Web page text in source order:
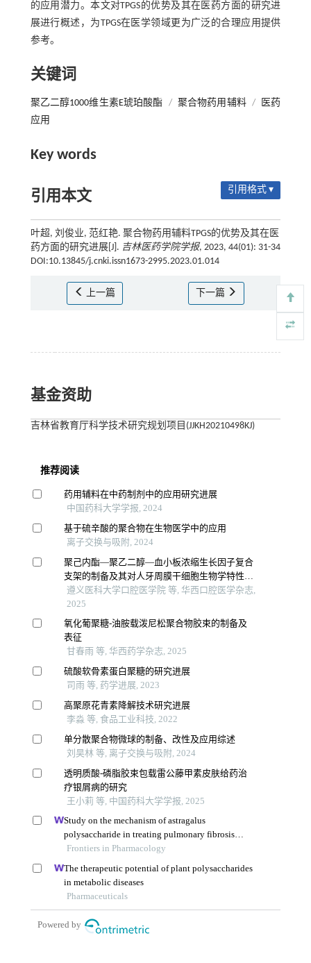
的应用潜力。本文对TPGS的优势及其在医药方面的研究进
展进行概述，为TPGS在医学领域更为广泛的合理应用提供
参考。
关键词
聚乙二醇1000维生素E琥珀酸酯 / 聚合物药用辅料 /
医药
应用
Key words
引用本文 引用格式 ▾
叶超, 刘俊业, 范红艳. 聚合物药用辅料TPGS的优势及其在医
药方面的研究进展[J]. 吉林医药学院学报, 2023, 44(01): 31-34
DOI:10.13845/j.cnki.issn1673-2995.2023.01.014
上一篇 下一篇
基金资助
吉林省教育厅科学技术研究规划项目(JJKH20210498KJ)